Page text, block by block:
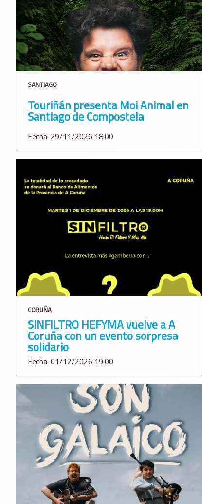
SANTIAGO
Touriñán presenta Moi Animal en
Santiago de Compostela
Fecha: 29/11/2026 18:00
CORUÑA
SINFILTRO HEFYMA vuelve a A
Coruña con un evento sorpresa
solidario
Fecha: 01/12/2026 19:00